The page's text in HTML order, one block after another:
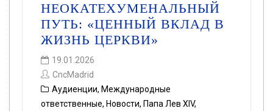
НЕОКАТЕХУМЕНАЛЬНЫЙ
ПУТЬ: «ЦЕННЫЙ ВКЛАД В
ЖИЗНЬ ЦЕРКВИ»
19.01.2026
CncMadrid
Аудиенции, Международные
ответственные, Новости, Папа Лев XIV,